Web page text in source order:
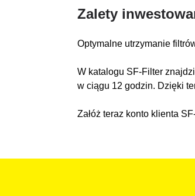
Zalety
Optymalne utrzymanie
W katalogu SF-Filter
w ciągu 12 godzin. Dzięki
Załóż teraz konto klienta